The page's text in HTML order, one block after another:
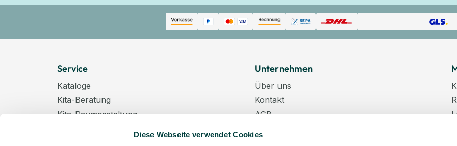
Diese Webseite verwendet Cookies
Service
Kataloge
Kita-Beratung
Kita-Raumgestaltung
Unternehmen
Über uns
Kontakt
AGB